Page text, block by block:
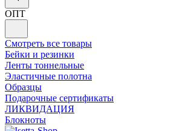
ОПТ
Смотреть все товары
Бейки и резинки
Ленты тоннельные
Эластичные полотна
Образцы
Подарочные сертификаты
ЛИКВИДАЦИЯ
Блокноты